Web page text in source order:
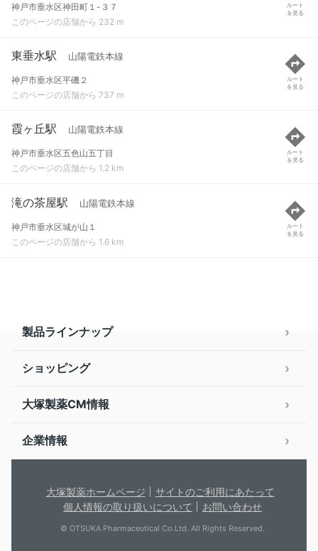
神戸市垂水区神田町１-３７
このページの店舗から 232 m
ルート
を見る
東垂水駅 山陽電鉄本線
神戸市垂水区平磯２
このページの店舗から 737 m
ルート
を見る
霞ヶ丘駅 山陽電鉄本線
神戸市垂水区五色山五丁目
このページの店舗から 1.2 km
ルート
を見る
滝の茶屋駅 山陽電鉄本線
神戸市垂水区城が山１
このページの店舗から 1.6 km
ルート
を見る
製品ラインナップ
ショッピング
大塚製薬CM情報
企業情報
大塚製薬ホームページ
サイトのご利用にあたって
個人情報の取り扱いについて
お問い合わせ
© OTSUKA Pharmaceutical Co.Ltd. All Rights Reserved.